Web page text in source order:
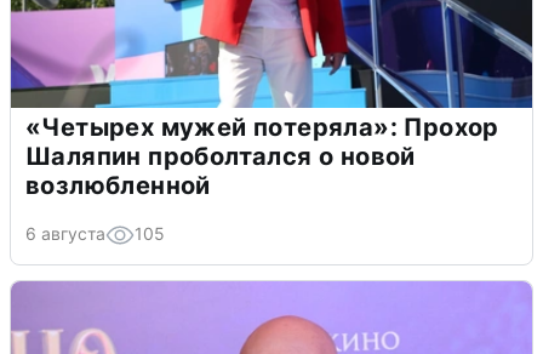
«Четырех мужей потеряла»: Прохор
Шаляпин проболтался о новой
возлюбленной
6 августа 105